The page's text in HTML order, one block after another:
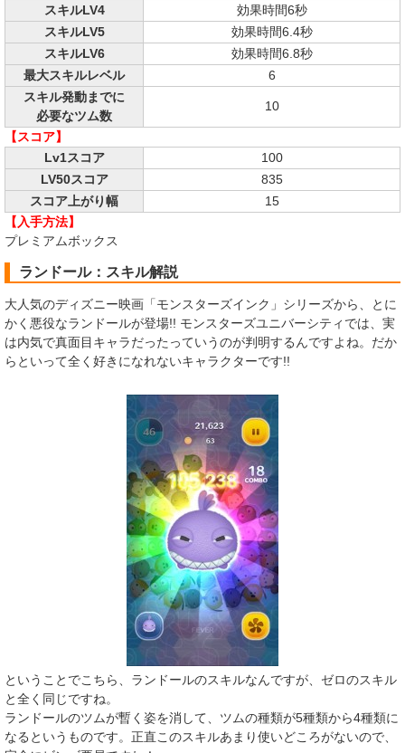
スキルLV4
効果時間6秒
スキルLV5
効果時間6.4秒
スキルLV6
効果時間6.8秒
最大スキルレベル
6
スキル発動までに
必要なツム数
10
【スコア】
Lv1スコア
100
LV50スコア
835
スコア上がり幅
15
【入手方法】
プレミアムボックス
ランドール：スキル解説
大人気のディズニー映画「モンスターズインク」シリーズから、とに
かく悪役なランドールが登場!! モンスターズユニバーシティでは、実
は内気で真面目キャラだったっていうのが判明するんですよね。だか
らといって全く好きになれないキャラクターです!!
ということでこちら、ランドールのスキルなんですが、ゼロのスキル
と全く同じですね。
ランドールのツムが暫く姿を消して、ツムの種類が5種類から4種類に
なるというものです。正直このスキルあまり使いどころがないので、